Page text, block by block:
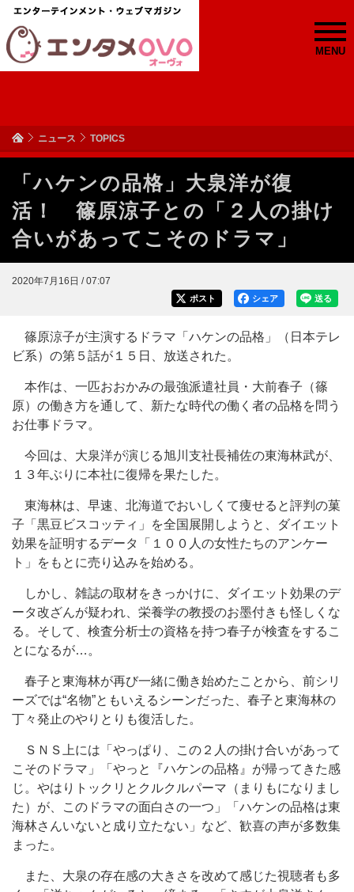
MENU
ニュース TOPICS
「ハケンの品格」大泉洋が復
活！ 篠原涼子との「２人の掛け
合いがあってこそのドラマ」
2020年7月16日 / 07:07
送る
シェア
ポスト
篠原涼子が主演するドラマ「ハケンの品格」（日本テレ
ビ系）の第５話が１５日、放送された。
本作は、一匹おおかみの最強派遣社員・大前春子（篠
原）の働き方を通して、新たな時代の働く者の品格を問う
お仕事ドラマ。
今回は、大泉洋が演じる旭川支社長補佐の東海林武が、
１３年ぶりに本社に復帰を果たした。
東海林は、早速、北海道でおいしくて痩せると評判の菓
子「黒豆ビスコッティ」を全国展開しようと、ダイエット
効果を証明するデータ「１００人の女性たちのアンケー
ト」をもとに売り込みを始める。
しかし、雑誌の取材をきっかけに、ダイエット効果のデ
ータ改ざんが疑われ、栄養学の教授のお墨付きも怪しくな
る。そして、検査分析士の資格を持つ春子が検査をするこ
とになるが…。
春子と東海林が再び一緒に働き始めたことから、前シリ
ーズでは“名物”ともいえるシーンだった、春子と東海林の
丁々発止のやりとりも復活した。
ＳＮＳ上には「やっぱり、この２人の掛け合いがあって
こそのドラマ」「やっと『ハケンの品格』が帰ってきた感
じ。やはりトックリとクルクルパーマ（まりもになりまし
た）が、このドラマの面白さの一つ」「ハケンの品格は東
海林さんいないと成り立たない」など、歓喜の声が多数集
まった。
また、大泉の存在感の大きさを改めて感じた視聴者も多